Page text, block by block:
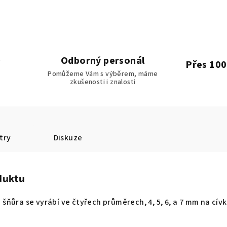
Odborný personál
Pomůžeme Vám s výběrem, máme
zkušenosti i znalosti
Přes
Diskuze
se vyrábí ve čtyřech průměrech, 4, 5, 6, a 7 mm na